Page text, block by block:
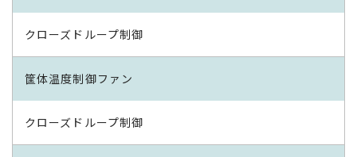
クローズドループ制御
筐体温度制御ファン
クローズドループ制御